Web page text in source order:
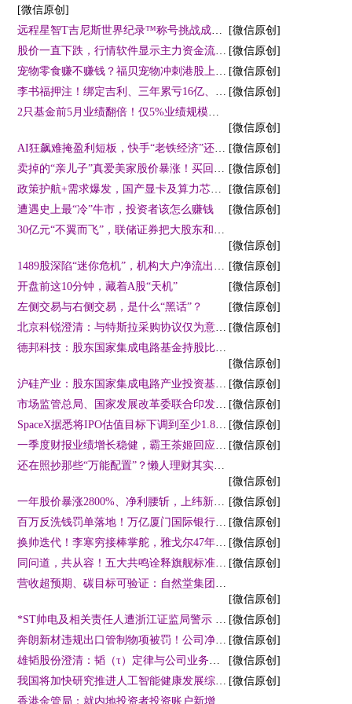
[微信原创]
远程星智T吉尼斯世界纪录™称号挑战成功 单次满醇满电行驶最远距离超1699公里
[微信原创]
股价一直下跌，行情软件显示主力资金流入，该不该跟进？ [微信原创]
宠物零食赚不赚钱？福贝宠物冲刺港股上市，年营收十亿净利骤降四成 [微信原创]
李书福押注！绑定吉利、三年累亏16亿、资不抵债的福瑞泰克赴港IPO求生 [微信原创]
2只基金前5月业绩翻倍！仅5%业绩规模双百强，这届基民“口味”变了？
[微信原创]
AI狂飙难掩盈利短板，快手“老铁经济”还能撑多久？ [微信原创]
卖掉的“亲儿子”真爱美家股价暴涨！买回华鼎股份市值腰斩，亏不亏？ [微信原创]
政策护航+需求爆发，国产显卡及算力芯片进入商用黄金期
[微信原创]
遭遇史上最“冷”牛市，投资者该怎么赚钱
[微信原创]
30亿元“不翼而飞”，联储证券把大股东和原董事长告了！
[微信原创]
1489股深陷“迷你危机”，机构大户净流出，如何避免成“接盘侠”？ [微信原创]
开盘前这10分钟，藏着A股“天机”
[微信原创]
左侧交易与右侧交易，是什么“黑话”？
[微信原创]
北京科锐澄清：与特斯拉采购协议仅为意向性约定 存在重大不确定性 [微信原创]
德邦科技：股东国家集成电路基金持股比例降至11.90%
[微信原创]
沪硅产业：股东国家集成电路产业投资基金持股比例降至12.89% [微信原创]
市场监管总局、国家发展改革委联合印发《人工智能计量体系和能力建设指引》系统布局人工智能计量能力建设 [微信原创]
SpaceX据悉将IPO估值目标下调到至少1.8万亿美元 [微信原创]
一季度财报业绩增长稳健，霸王茶姬回应：产品创新、会员复购与全球化扩张多轮驱动 [微信原创]
还在照抄那些“万能配置”？懒人理财其实只有这一条路！
[微信原创]
一年股价暴涨2800%、净利腰斩，上纬新材的900亿市值谁来接？ [微信原创]
百万反洗钱罚单落地！万亿厦门国际银行合规积弊显现 [微信原创]
换帅迭代！李寒穷接棒掌舵，雅戈尔47年巨头如何破解主业空心化困局？ [微信原创]
同问道，共从容！五大共鸣诠释旗舰标准：极狐问道V9上市19.48万起 [微信原创]
营收超预期、碳目标可验证：自然堂集团2025年ESG报告释放长期增长信号
[微信原创]
*ST帅电及相关责任人遭浙江证监局警示 因前期会计差错致信息披露不准确 [微信原创]
奔朗新材违规出口管制物项被罚！公司净利连续4年下滑 [微信原创]
雄韬股份澄清：韬（τ）定律与公司业务不存在关联
[微信原创]
我国将加快研究推进人工智能健康发展综合性立法、低空经济立法等 [微信原创]